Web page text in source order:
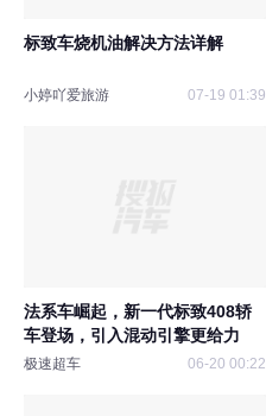
标致车烧机油解决方法详解
小婷吖爱旅游 07-19 01:39
法系车崛起，新一代标致408轿
车登场，引入混动引擎更给力
极速超车 06-20 00:22